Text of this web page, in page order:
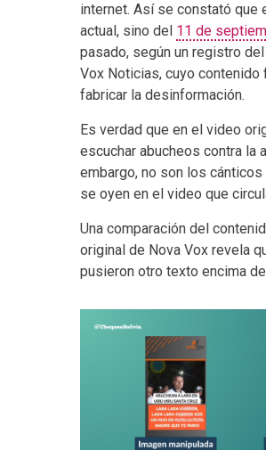
internet. Así se constató que
actual, sino del 11 de
pasado, según un registro
Vox Noticias, cuyo contenido
fabricar la desinformación.
Es verdad que en el video
escuchar abucheos contra la
embargo, no son los
se oyen en el video que
Una comparación del
original de Nova Vox revela
pusieron otro texto encima